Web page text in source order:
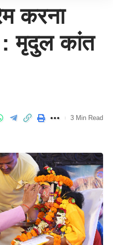
करना
: मृदुल कांत
3 Min Read